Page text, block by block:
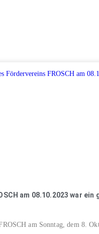
am 08.10.2023 war
am Sonntag, dem 8.